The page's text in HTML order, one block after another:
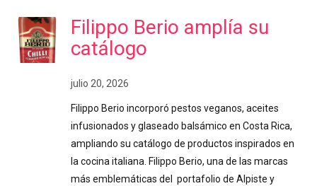
Filippo Berio amplía su
catálogo
julio 20, 2026
Filippo Berio incorporó pestos veganos, aceites
infusionados y glaseado balsámico en Costa Rica,
ampliando su catálogo de productos inspirados en
la cocina italiana. Filippo Berio, una de las marcas
más emblemáticas del portafolio de Alpiste y